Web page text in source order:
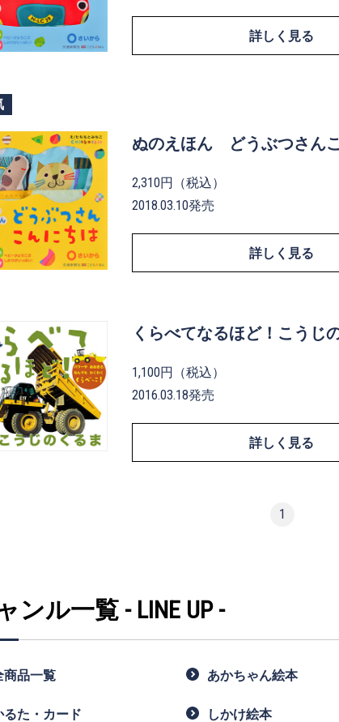
詳しく見る
ぬのえほん どうぶつさん
2,310円（税込）
2018.03.10発売
詳しく見る
くらべてなるほど！こうじ
1,100円（税込）
2016.03.18発売
詳しく見る
1
ンル一覧 - LINE UP -
商品一覧 あかちゃん絵本
るた・カード しかけ絵本